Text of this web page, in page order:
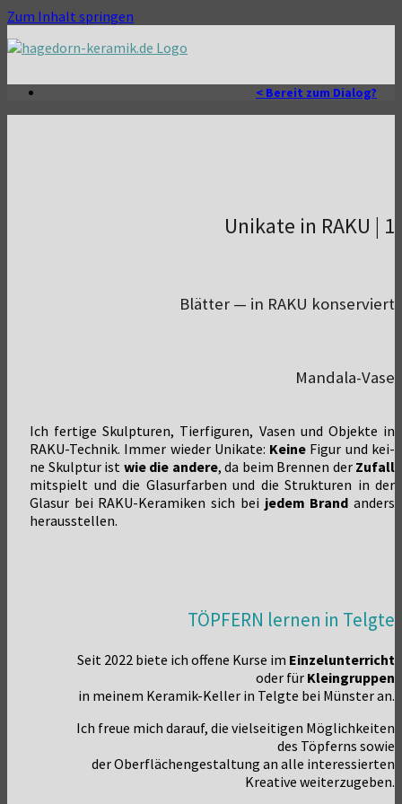
Zum Inhalt springen
< Bereit zum Dialog?
Unikate in RAKU | 1
Blätter — in RAKU konserviert
Mandala-Vase
Ich fer­ti­ge Skulp­tu­ren, Tier­fi­gu­ren, Vasen und Objek­te in
RAKU-Tech­nik. Immer wie­der Uni­ka­te: Kei­ne Figur und kei­
ne Skulp­tur ist wie die ande­re, da beim Bren­nen der Zufall
mit­spielt und die Gla­sur­far­ben und die Struk­tu­ren in der
Gla­sur bei RAKU-Kera­mi­ken sich bei jedem Brand anders
herausstellen.
TÖPFERN lernen in Telgte
Seit 2022 bie­te ich offe­ne Kur­se im Ein­zel­un­ter­richt
oder für Klein­grup­pen
in mei­nem Kera­­mik-Kel­­ler in Telg­te bei Müns­ter an.
Ich freue mich dar­auf, die viel­sei­ti­gen Mög­lich­kei­ten
des Töp­ferns sowie
der Ober­flä­chen­ge­stal­tung an alle inter­es­sier­ten
Krea­ti­ve weiterzugeben.